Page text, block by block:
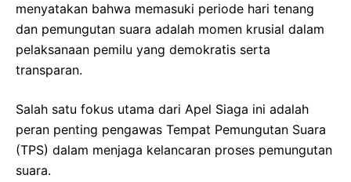
menyatakan bahwa memasuki periode hari tenang
dan pemungutan suara adalah momen krusial dalam
pelaksanaan pemilu yang demokratis serta
transparan.
Salah satu fokus utama dari Apel Siaga ini adalah
peran penting pengawas Tempat Pemungutan Suara
(TPS) dalam menjaga kelancaran proses pemungutan
suara.